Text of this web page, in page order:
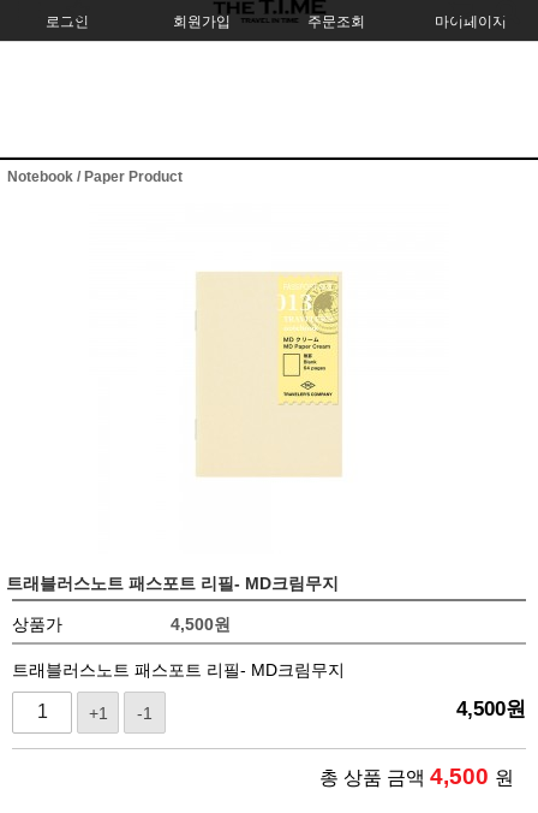
로그인 회원가입 주문조회 마이페이지
Notebook / Paper Product
트래블러스노트 패스포트 리필- MD크림무지
상품가 4,500원
트래블러스노트 패스포트 리필- MD크림무지
+1 -1 4,500원
총 상품 금액 4,500 원